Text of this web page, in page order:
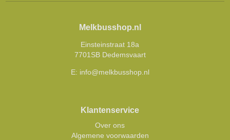
Melkbusshop.nl
Einsteinstraat 18a
7701SB Dedemsvaart
E: info@melkbusshop.nl
Klantenservice
Over ons
Algemene voorwaarden